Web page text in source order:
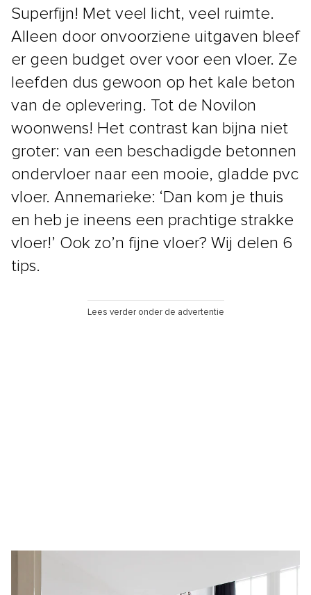
Superfijn! Met veel licht, veel ruimte.
Alleen door onvoorziene uitgaven bleef
er geen budget over voor een vloer. Ze
leefden dus gewoon op het kale beton
van de oplevering. Tot de Novilon
woonwens! Het contrast kan bijna niet
groter: van een beschadigde betonnen
ondervloer naar een mooie, gladde pvc
vloer. Annemarieke: ‘Dan kom je thuis
en heb je ineens een prachtige strakke
vloer!’ Ook zo’n fijne vloer? Wij delen 6
tips.
Lees verder onder de advertentie